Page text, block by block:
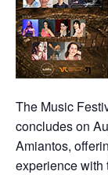
The Music
concludes on
Amiantos,
experience with